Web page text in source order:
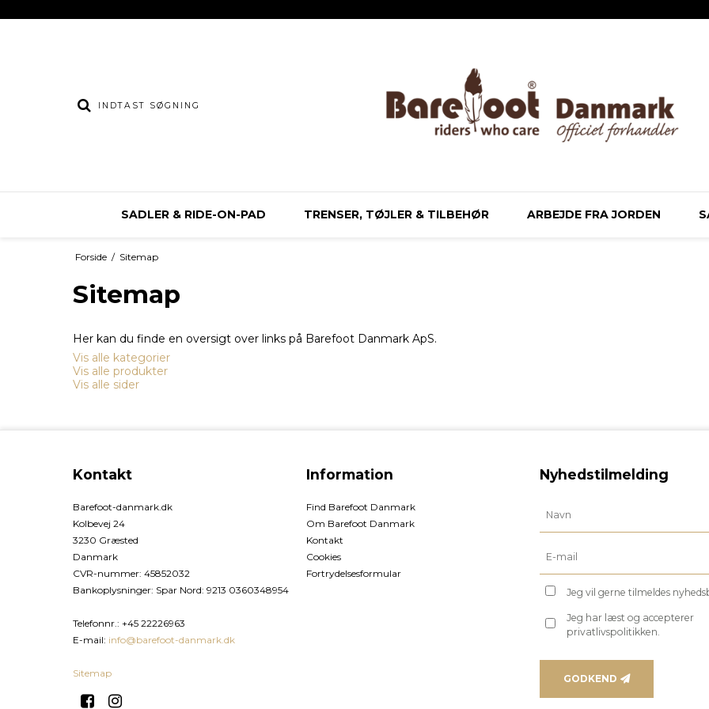
SADLER & RIDE-ON-PAD TRENSER, TØJLER & TILBEHØR ARBEJDE FRA JORDEN
Forside / Sitemap
Sitemap
Her kan du finde en oversigt over links på Barefoot Danmark ApS.
Vis alle kategorier
Vis alle produkter
Vis alle sider
Kontakt
Barefoot-danmark.dk
Kolbevej 24
3230 Græsted
Danmark
CVR-nummer: 45852032
Bankoplysninger: Spar Nord: 9213 0360348954
Telefonnr.: +45 22226963
E-mail: info@barefoot-danmark.dk
Sitemap
Information
Find Barefoot Danmark
Om Barefoot Danmark
Kontakt
Cookies
Fortrydelsesformular
Nyhedstilmelding
Jeg vil gerne tilmeldes
Jeg har læst og accepterer
privatlivspolitikken.
GODKEND